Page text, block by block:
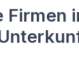
Firmen